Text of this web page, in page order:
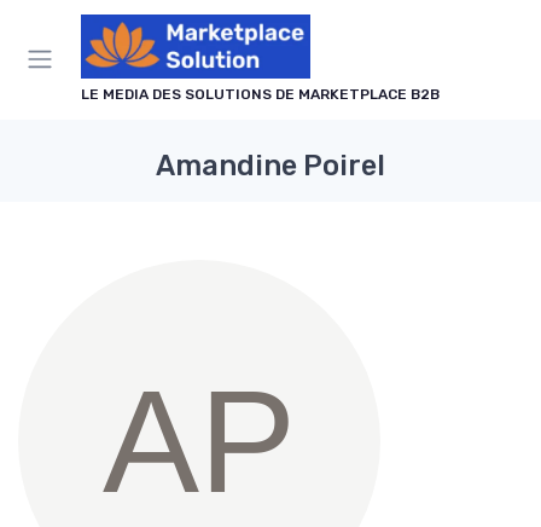
LE MEDIA DES SOLUTIONS DE MARKETPLACE B2B
Amandine Poirel
Panneau de gestion des cookies